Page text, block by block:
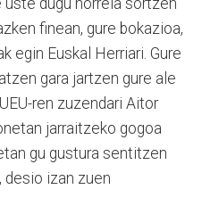
finean, gure bokazioa,
egin Euskal Herriari. Gure
gara jartzen gure ale
ren zuzendari Aitor
jarraitzeko gogoa
gu gustura sentitzen
desio izan zuen